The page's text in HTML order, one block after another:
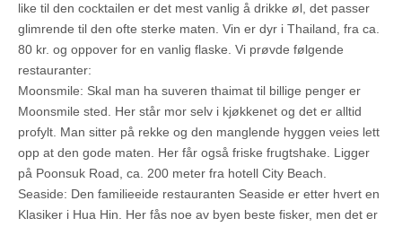
like til den cocktailen er det mest vanlig å drikke øl, det passer
glimrende til den ofte sterke maten. Vin er dyr i Thailand, fra ca.
80 kr. og oppover for en vanlig flaske. Vi prøvde følgende
restauranter:
Moonsmile: Skal man ha suveren thaimat til billige penger er
Moonsmile sted. Her står mor selv i kjøkkenet og det er alltid
profylt. Man sitter på rekke og den manglende hyggen veies lett
opp at den gode maten. Her får også friske frugtshake. Ligger
på Poonsuk Road, ca. 200 meter fra hotell City Beach.
Seaside: Den familieeide restauranten Seaside er etter hvert en
Klasiker i Hua Hin. Her fås noe av byen beste fisker, men det er